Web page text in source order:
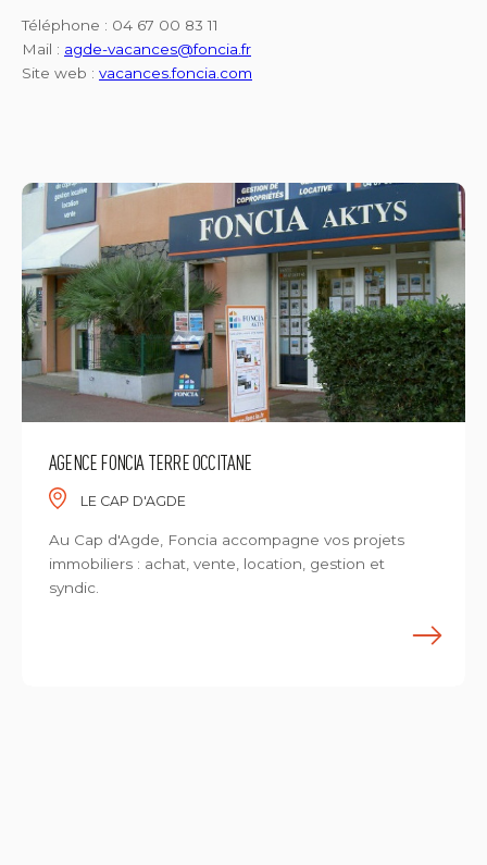
Téléphone : 04 67 00 83 11
Mail : agde-vacances@foncia.fr
Site web : vacances.foncia.com
AGENCE FONCIA TERRE OCCITANE
LE CAP D'AGDE
Au Cap d'Agde, Foncia accompagne vos projets
immobiliers : achat, vente, location, gestion et
syndic.